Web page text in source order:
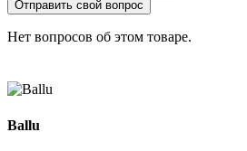
Отправить свой вопрос
Нет вопросов об этом товаре.
Ballu